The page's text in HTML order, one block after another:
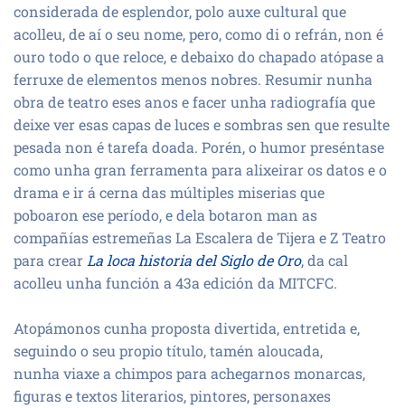
considerada de esplendor, polo auxe cultural que
acolleu, de aí o seu nome, pero, como di o refrán, non é
ouro todo o que reloce, e debaixo do chapado atópase a
ferruxe de elementos menos nobres. Resumir nunha
obra de teatro eses anos e facer unha radiografía que
deixe ver esas capas de luces e sombras sen que resulte
pesada non é tarefa doada. Porén, o humor preséntase
como unha gran ferramenta para alixeirar os datos e o
drama e ir á cerna das múltiples miserias que
poboaron ese período, e dela botaron man as
compañías estremeñas La Escalera de Tijera e Z Teatro
para crear La loca historia del Siglo de Oro, da cal
acolleu unha función a 43a edición da MITCFC.
Atopámonos cunha proposta divertida, entretida e,
seguindo o seu propio título, tamén aloucada,
nunha viaxe a chimpos para achegarnos monarcas,
figuras e textos literarios, pintores, personaxes